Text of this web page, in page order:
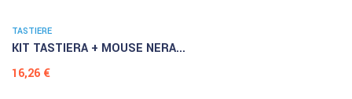
TASTIERE
KIT TASTIERA + MOUSE NERA...
Prezzo
16,26 €